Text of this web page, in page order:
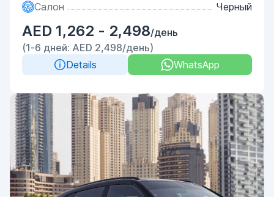
Салон
Черный
AED 1,262 - 2,498/день
(1-6 дней: AED 2,498/день)
Details
WhatsApp